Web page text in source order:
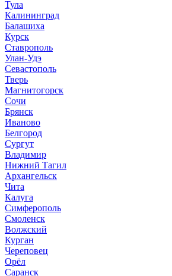
Тула
Калининград
Балашиха
Курск
Ставрополь
Улан-Удэ
Севастополь
Тверь
Магнитогорск
Сочи
Брянск
Иваново
Белгород
Сургут
Владимир
Нижний Тагил
Архангельск
Чита
Калуга
Симферополь
Смоленск
Волжский
Курган
Череповец
Орёл
Саранск